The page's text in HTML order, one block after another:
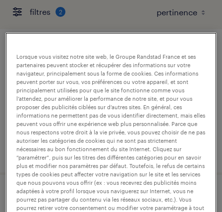
filtres 2
conducteur poids lourds (f/h)
hœrdt, bas-rhin
intérim
12,34 € par heure
publié le 13 mai 2026
magasinier cariste (f/h)
Lorsque vous visitez notre site web, le Groupe Randstad France et ses
partenaires peuvent stocker et récupérer des informations sur votre
navigateur, principalement sous la forme de cookies. Ces informations
peuvent porter sur vous, vos préférences ou votre appareil, et sont
principalement utilisées pour que le site fonctionne comme vous
l’attendez, pour améliorer la performance de notre site, et pour vous
proposer des publicités ciblées sur d’autres sites. En général, ces
informations ne permettent pas de vous identifier directement, mais elles
peuvent vous offrir une expérience web plus personnalisée. Parce que
nous respectons votre droit à la vie privée, vous pouvez choisir de ne pas
autoriser les catégories de cookies qui ne sont pas strictement
nécessaires au bon fonctionnement du site Internet. Cliquez sur
“paramétrer”, puis sur les titres des différentes catégories pour en savoir
plus et modifier nos paramètres par défaut. Toutefois, le refus de certains
types de cookies peut affecter votre navigation sur le site et les services
que nous pouvons vous offrir (ex : vous recevrez des publicités moins
adaptées à votre profil lorsque vous naviguerez sur Internet, vous ne
pourrez pas partager du contenu via les réseaux sociaux, etc.). Vous
pourrez retirer votre consentement ou modifier votre paramétrage à tout